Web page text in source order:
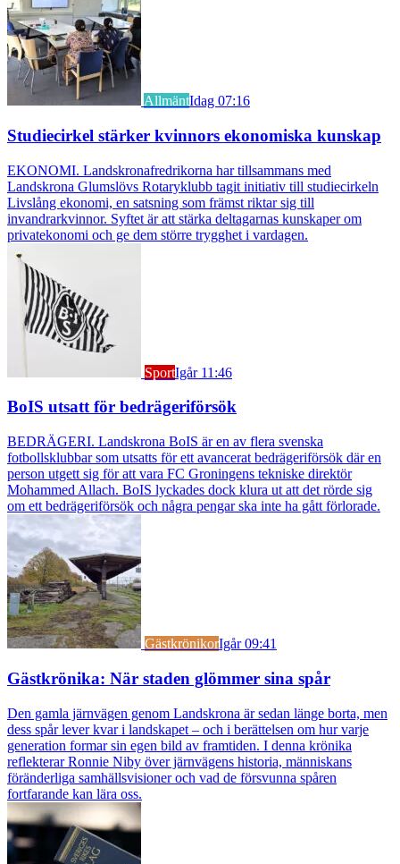
AllmäntIdag 07:16
Studiecirkel stärker kvinnors ekonomiska kunskap
EKONOMI. Landskronafredrikorna har tillsammans med
Landskrona Glumslövs Rotaryklubb tagit initiativ till studiecirkeln
Livslång ekonomi, en satsning som främst riktar sig till
invandrarkvinnor. Syftet är att stärka deltagarnas kunskaper om
privatekonomi och ge dem större trygghet i vardagen.
SportIgår 11:46
BoIS utsatt för bedrägeriförsök
BEDRÄGERI. Landskrona BoIS är en av flera svenska
fotbollsklubbar som utsatts för ett avancerat bedrägeriförsök där en
person utgett sig för att vara FC Groningens tekniske direktör
Mohammed Allach. BoIS lyckades dock klura ut att det rörde sig
om ett bedrägeriförsök och några pengar ska inte ha gått förlorade.
GästkrönikorIgår 09:41
Gästkrönika: När staden glömmer sina spår
Den gamla järnvägen genom Landskrona är sedan länge borta, men
dess spår lever kvar i landskapet – och i berättelsen om hur varje
generation formar sin egen bild av framtiden. I denna krönika
reflekterar Ronnie Niby över järnvägens historia, människans
föränderliga samhällsvisioner och vad de försvunna spåren
fortfarande kan lära oss.